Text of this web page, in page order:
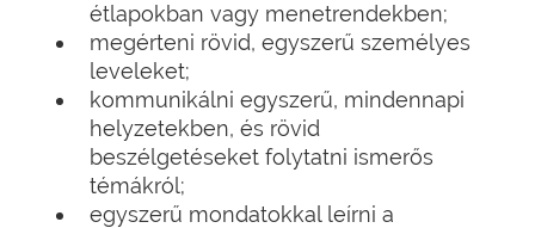
étlapokban vagy menetrendekben;
megérteni rövid, egyszerű személyes
leveleket;
kommunikálni egyszerű, mindennapi
helyzetekben, és rövid
beszélgetéseket folytatni ismerős
témákról;
egyszerű mondatokkal leírni a